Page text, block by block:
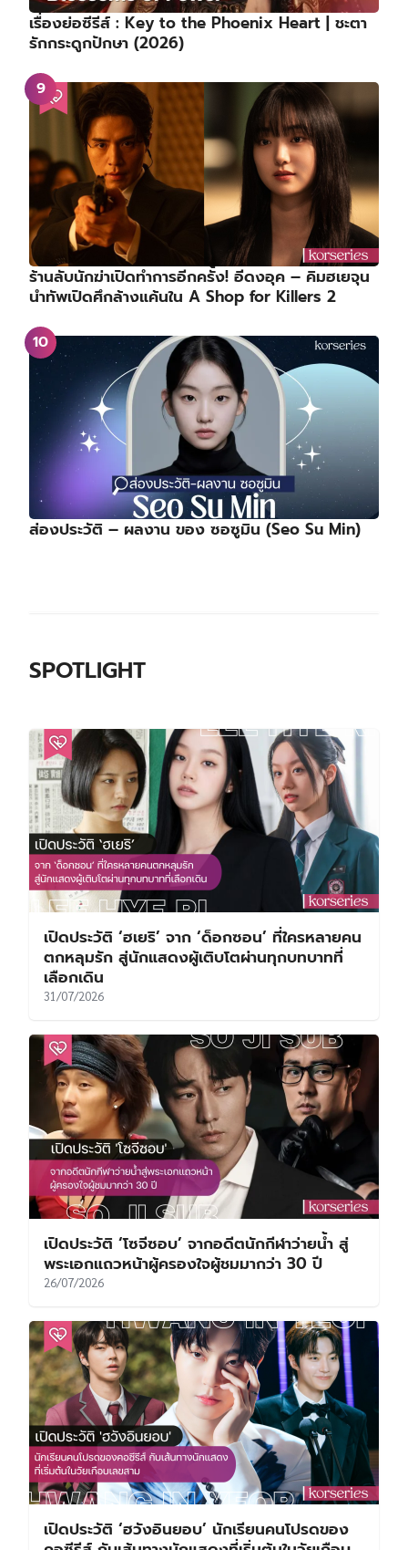
เรื่องย่อซีรีส์ : Key to the Phoenix Heart | ชะตา
รักกระดูกปักษา (2026)
ร้านลับนักฆ่าเปิดทำการอีกครั้ง! อีดงอุค – คิมฮเยจุน
นำทัพเปิดศึกล้างแค้นใน A Shop for Killers 2
ส่องประวัติ – ผลงาน ของ ซอซูมิน (Seo Su Min)
SPOTLIGHT
เปิดประวัติ ‘ฮเยริ’ จาก ‘ด็อกซอน’ ที่ใครหลายคน
ตกหลุมรัก สู่นักแสดงผู้เติบโตผ่านทุกบทบาทที่
เลือกเดิน
31/07/2026
เปิดประวัติ ‘โซจีซอบ’ จากอดีตนักกีฬาว่ายน้ำ สู่
พระเอกแถวหน้าผู้ครองใจผู้ชมมากว่า 30 ปี
26/07/2026
เปิดประวัติ ‘ฮวังอินยอบ’ นักเรียนคนโปรดของ